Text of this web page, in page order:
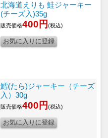
北海道えりも 鮭ジャーキー
(チーズ入)35g
販売価格400円(税込)
鱈(たら)ジャーキー（チーズ
入）30g
販売価格400円(税込)